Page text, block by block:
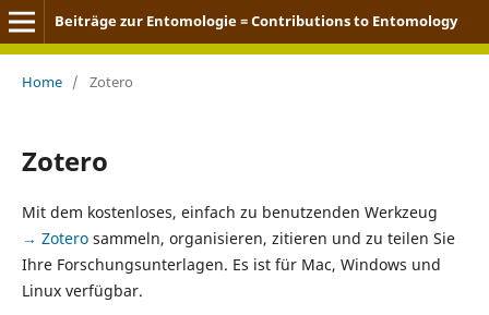
Beiträge zur Entomologie = Contributions to Entomology
Home / Zotero
Zotero
Mit dem kostenloses, einfach zu benutzenden Werkzeug
Zoterosammeln, organisieren, zitieren und zu teilen Sie
Ihre Forschungsunterlagen. Es ist für Mac, Windows und
Linux verfügbar.